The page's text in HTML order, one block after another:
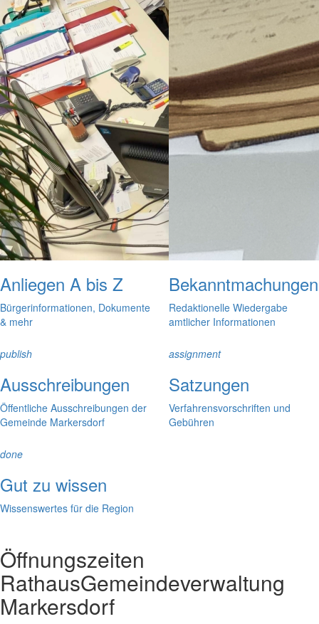
Anliegen A bis Z
Bürgerinformationen, Dokumente
& mehr
Bekanntmachungen
Redaktionelle Wiedergabe
amtlicher Informationen
publish
Ausschreibungen
Öffentliche Ausschreibungen der
Gemeinde Markersdorf
assignment
Satzungen
Verfahrensvorschriften und
Gebühren
done
Gut zu wissen
Wissenswertes für die Region
Öffnungszeiten
RathausGemeindeverwaltung
Markersdorf